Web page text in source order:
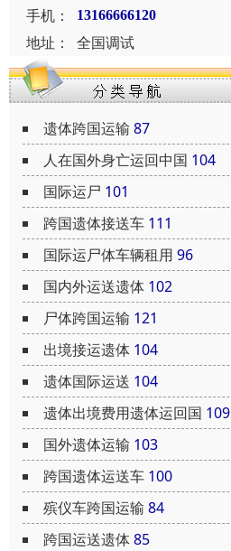
手机：
13166666120
地址： 全国调试
遗体跨国运输 87
人在国外身亡运回中国 104
国际运尸 101
跨国遗体接送车 111
国际运尸体车辆租用 96
国内外运送遗体 102
尸体跨国运输 121
出境接运遗体 104
遗体国际运送 104
遗体出境费用遗体运回国 109
国外遗体运输 103
跨国遗体运送车 100
殡仪车跨国运输 84
跨国运送遗体85